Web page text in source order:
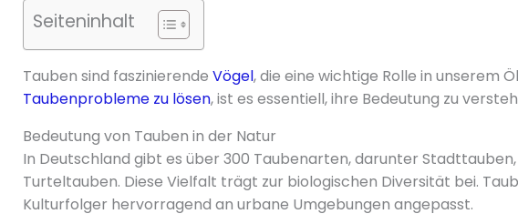
Seiteninhalt
Tauben sind faszinierende Vögel, die eine wichtige Rolle in unserem
Taubenprobleme zu lösen, ist es essentiell, ihre Bedeutung zu
Bedeutung von Tauben in der Natur
In Deutschland gibt es über 300 Taubenarten, darunter
Turteltauben. Diese Vielfalt trägt zur biologischen Diversität bei.
Kulturfolger hervorragend an urbane Umgebungen angepasst.